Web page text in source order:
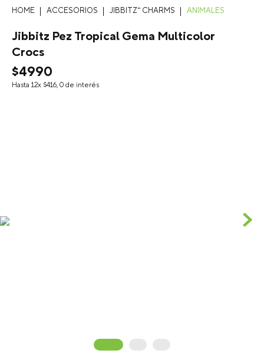
ACCESORIOS JIBBITZ™ CHARMS ANIMALES
Jibbitz Pez Tropical Gema Multicolor
Crocs
$4990
Hasta 12x $416, 0 de interés